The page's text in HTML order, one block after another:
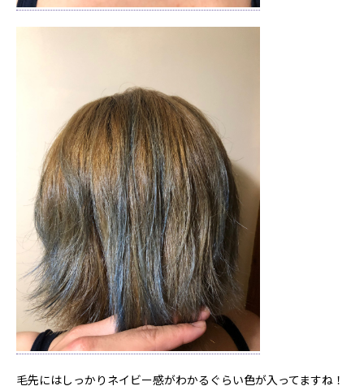
毛先にはしっかりネイビー感がわかるぐらい色が入ってますね！